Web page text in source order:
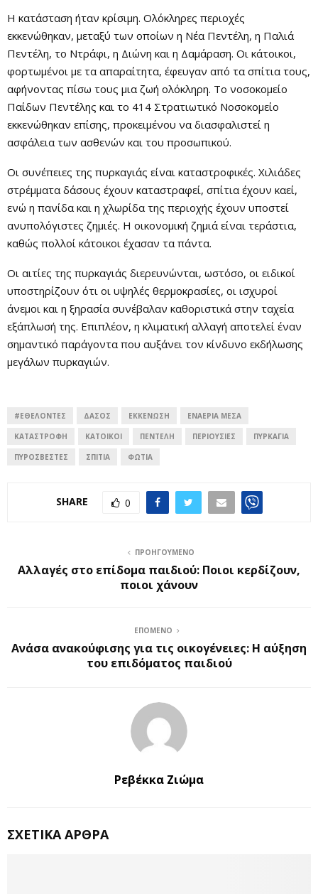
Η κατάσταση ήταν κρίσιμη. Ολόκληρες περιοχές
εκκενώθηκαν, μεταξύ των οποίων η Νέα Πεντέλη, η Παλιά
Πεντέλη, το Ντράφι, η Διώνη και η Δαμάραση. Οι κάτοικοι,
φορτωμένοι με τα απαραίτητα, έφευγαν από τα σπίτια τους,
αφήνοντας πίσω τους μια ζωή ολόκληρη. Το νοσοκομείο
Παίδων Πεντέλης και το 414 Στρατιωτικό Νοσοκομείο
εκκενώθηκαν επίσης, προκειμένου να διασφαλιστεί η
ασφάλεια των ασθενών και του προσωπικού.
Οι συνέπειες της πυρκαγιάς είναι καταστροφικές. Χιλιάδες
στρέμματα δάσους έχουν καταστραφεί, σπίτια έχουν καεί,
ενώ η πανίδα και η χλωρίδα της περιοχής έχουν υποστεί
ανυπολόγιστες ζημιές. Η οικονομική ζημιά είναι τεράστια,
καθώς πολλοί κάτοικοι έχασαν τα πάντα.
Οι αιτίες της πυρκαγιάς διερευνώνται, ωστόσο, οι ειδικοί
υποστηρίζουν ότι οι υψηλές θερμοκρασίες, οι ισχυροί
άνεμοι και η ξηρασία συνέβαλαν καθοριστικά στην ταχεία
εξάπλωσή της. Επιπλέον, η κλιματική αλλαγή αποτελεί έναν
σημαντικό παράγοντα που αυξάνει τον κίνδυνο εκδήλωσης
μεγάλων πυρκαγιών.
#ΕΘΕΛΟΝΤΈΣ ΔΆΣΟΣ ΕΚΚΈΝΩΣΗ ΕΝΑΈΡΙΑ ΜΈΣΑ
ΚΑΤΑΣΤΡΟΦΉ ΚΆΤΟΙΚΟΙ ΠΕΝΤΈΛΗ ΠΕΡΙΟΥΣΊΕΣ ΠΥΡΚΑΓΙΆ
ΠΥΡΟΣΒΈΣΤΕΣ ΣΠΊΤΙΑ ΦΩΤΙΆ
SHARE 0
ΠΡΟΗΓΟΎΜΕΝΟ
Αλλαγές στο επίδομα παιδιού: Ποιοι κερδίζουν,
ποιοι χάνουν
ΕΠΌΜΕΝΟ
Ανάσα ανακούφισης για τις οικογένειες: Η αύξηση
του επιδόματος παιδιού
Ρεβέκκα Ζιώμα
ΣΧΕΤΙΚΆ ΆΡΘΡΑ